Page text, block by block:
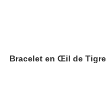
Bracelet en Œil de Tigre